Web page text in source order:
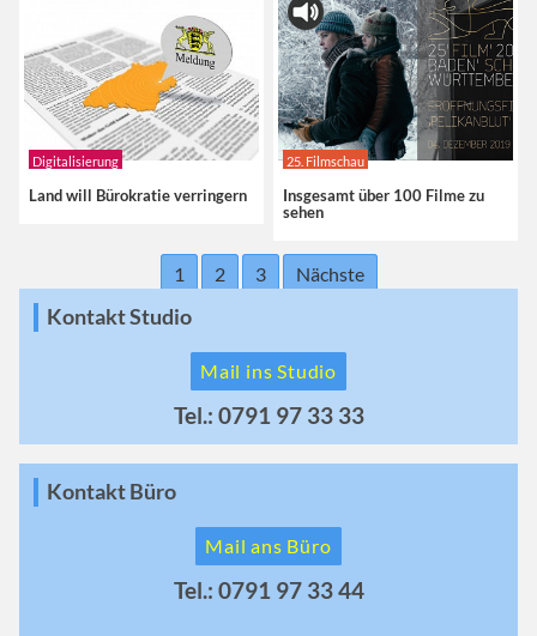
Digitalisierung
Land will Bürokratie verringern
25. Filmschau
Insgesamt über 100 Filme zu
sehen
1 2 3 Nächste
Kontakt Studio
Mail ins Studio
Tel.: 0791 97 33 33
Kontakt Büro
Mail ans Büro
Tel.: 0791 97 33 44